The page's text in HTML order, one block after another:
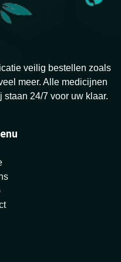
veilig bestellen zoals
meer. Alle medicijnen
24/7 voor uw klaar.